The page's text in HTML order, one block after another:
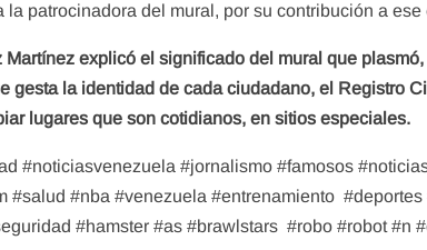
la patrocinadora del mural, por su contribución a
Martínez explicó el significado del mural que
gesta la identidad de cada ciudadano, el Registro
lugares que son cotidianos, en sitios especiales.
#noticiasvenezuela #jornalismo #famosos
#salud #nba #venezuela #entrenamiento #deportes
#hamster #as #brawlstars #robo #robot #n